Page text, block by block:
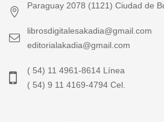
Paraguay 2078 (1121) Ciudad de
librosdigitalesakadia@gmail.com
editorialakadia@gmail.com
( 54) 11 4961-8614 Línea
( 54) 9 11 4169-4794 Cel.